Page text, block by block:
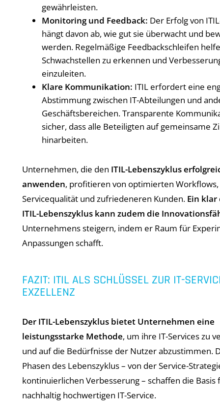
gewährleisten.
Monitoring und Feedback: Der Erfolg von
hängt davon ab, wie gut sie überwacht und
werden. Regelmäßige Feedbackschleifen
Schwachstellen zu erkennen und
einzuleiten.
Klare Kommunikation: ITIL erfordert eine
Abstimmung zwischen IT-Abteilungen und
Geschäftsbereichen. Transparente
sicher, dass alle Beteiligten auf gemeinsame
hinarbeiten.
Unternehmen, die den ITIL-Lebenszyklus
anwenden, profitieren von optimierten
Servicequalität und zufriedeneren Kunden. Ein
ITIL-Lebenszyklus kann zudem die
Unternehmens steigern, indem er Raum für
Anpassungen schafft.
FAZIT: ITIL ALS SCHLÜSSEL ZUR IT-
EXZELLENZ
Der ITIL-Lebenszyklus bietet Unternehmen eine
leistungsstarke Methode, um ihre IT-Services zu
und auf die Bedürfnisse der Nutzer abzustimmen.
Phasen des Lebenszyklus – von der Service-
kontinuierlichen Verbesserung – schaffen die Basis
nachhaltig hochwertigen IT-Service.